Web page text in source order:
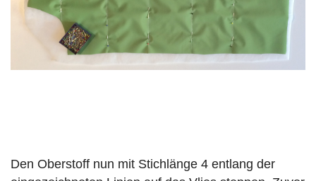
Den Oberstoff nun mit Stichlänge 4 entlang der